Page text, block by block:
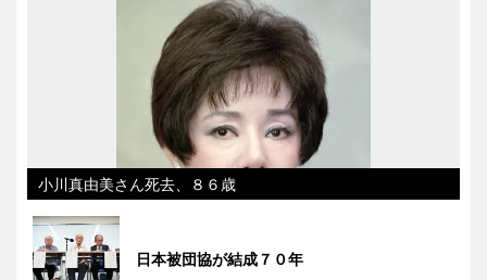
小川真由美さん死去、８６歳
日本被団協が結成７０年